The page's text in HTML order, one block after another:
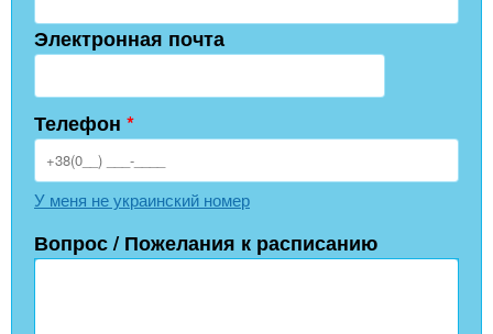
Электронная почта
Телефон *
У меня не украинский номер
Вопрос / Пожелания к расписанию